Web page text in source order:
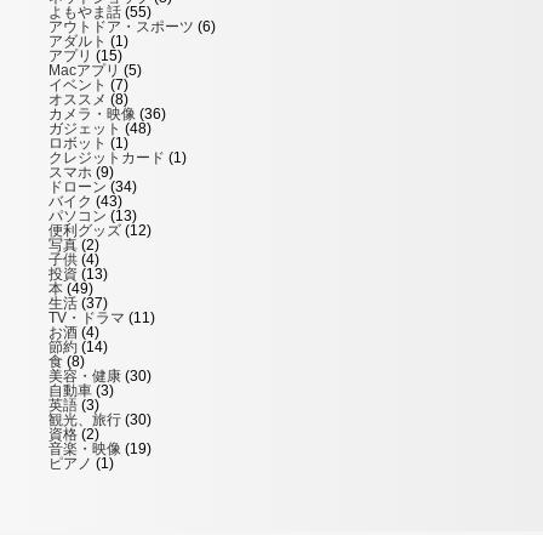
よもやま話 (55)
アウトドア・スポーツ (6)
アダルト (1)
アプリ (15)
Macアプリ (5)
イベント (7)
オススメ (8)
カメラ・映像 (36)
ガジェット (48)
ロボット (1)
クレジットカード (1)
スマホ (9)
ドローン (34)
バイク (43)
パソコン (13)
便利グッズ (12)
写真 (2)
子供 (4)
投資 (13)
本 (49)
生活 (37)
TV・ドラマ (11)
お酒 (4)
節約 (14)
食 (8)
美容・健康 (30)
自動車 (3)
英語 (3)
観光、旅行 (30)
資格 (2)
音楽・映像 (19)
ピアノ (1)